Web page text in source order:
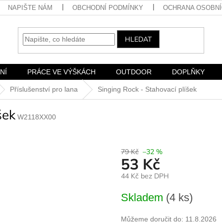
NAPIŠTE NÁM OBCHODNÍ PODMÍNKY OCHRANA
HLEDAT
PRÁCE VE VÝŠKÁCH OUTDOOR DOPLŇKY
Příslušenství pro lana Singing Rock - Stahovací plíšek
W2118XX00
79 Kč –32 %
53 Kč
44 Kč bez DPH
cena:
Skladem (4 ks)
Můžeme doručit do: 11.8.2026